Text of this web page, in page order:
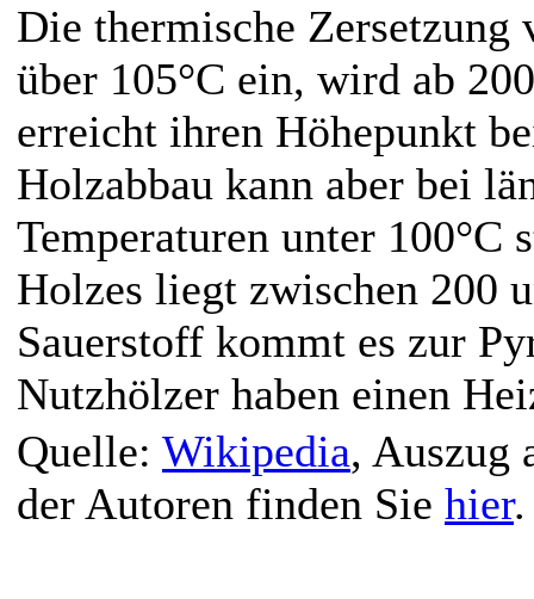
Die thermische Zersetzung
über 105°C ein, wird ab
erreicht ihren Höhepunkt
Holzabbau kann aber bei
Temperaturen unter
Holzes liegt zwischen 200
Sauerstoff kommt es zur
Nutzhölzer haben einen
Quelle: Wikipedia, Auszug
der Autoren finden Sie hier